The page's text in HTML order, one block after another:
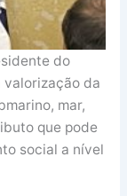
do
valorização da
mar,
que pode
social a nível